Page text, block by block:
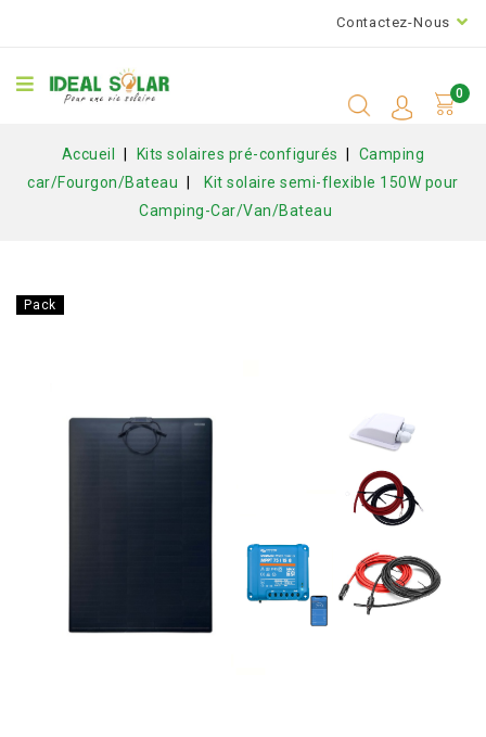
Contactez-Nous
0
Accueil Kits solaires pré-configurés
Camping
car/Fourgon/Bateau
Kit solaire semi-flexible 150W pour
Camping-Car/Van/Bateau
Pack